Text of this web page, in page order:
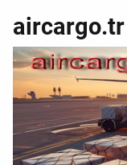
aircargo.tr